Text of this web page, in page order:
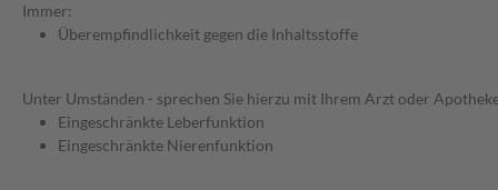
Immer:
Überempfindlichkeit gegen die Inhaltsstoffe
Unter Umständen - sprechen Sie hierzu mit Ihrem Arzt oder
Eingeschränkte Leberfunktion
Eingeschränkte Nierenfunktion